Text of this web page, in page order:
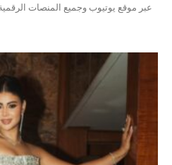
عبر موقع يوتيوب وجميع المنصات